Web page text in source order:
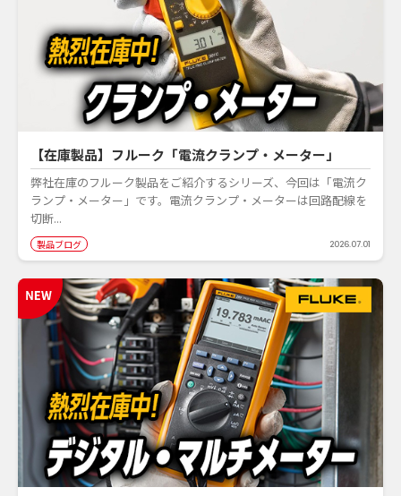
【在庫製品】フルーク「電流クランプ・メーター」
弊社在庫のフルーク製品をご紹介するシリーズ、今回は「電流ク
ランプ・メーター」です。電流クランプ・メーターは回路配線を
切断...
製品ブログ 2026.07.01